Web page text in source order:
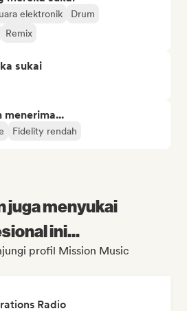
elektronik
Drum
Remix
sukai
Fidelity rendah
juga menyukai
ini...
profil Mission Music
Radio